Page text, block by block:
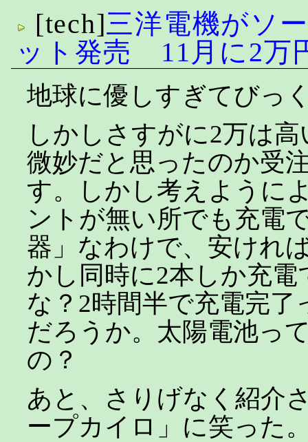
[tech]三洋電機がソ
ット発売 11月に2万
地球に優しすぎてびっ
しかしさすがに2万は
微妙だと思ったのか受
す。しかし考えように
ントが無い所でも充電
器」なわけで、安けれ
かし同時に2本しか充
な？2時間半で充電完
だろうか。太陽電池っ
の？
あと、さりげなく紹介
ープカイロ」に笑った